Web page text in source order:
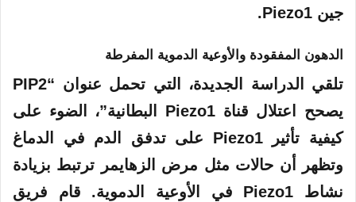
جين Piezo1.
الدهون المفقودة والأوعية الدموية المفرطة
تلقي الدراسة الجديدة، التي تحمل عنوان “PIP2
يصحح اعتلال قناة Piezo1 البطانية”، الضوء على
كيفية تأثير Piezo1 على تدفق الدم في الدماغ
وتظهر أن حالات مثل مرض الزهايمر ترتبط بزيادة
نشاط Piezo1 في الأوعية الدموية. قام فريق